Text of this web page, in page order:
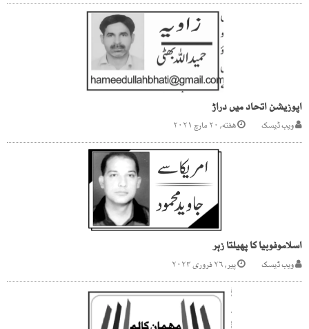
اپوزیشن اتحاد میں دراڑ
ویب ڈیسک هفته, ۲۰ مارچ ۲۰۲۱
اسلاموفوبیا کا پھیلتا زہر
ویب ڈیسک پیر, ۲۶ فروری ۲۰۲۴